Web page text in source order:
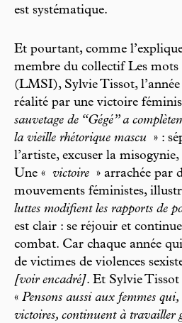
est systématique.
Et pourtant, comme
membre du collectif Les
(LMSI), Sylvie Tissot,
réalité par une victoire
sauvetage de “Gégé” a
la vieille rhétorique mascu » :
l’artiste, excuser la
Une « victoire » arrachée par
mouvements féministes,
luttes modifient les rapports de
est clair : se réjouir et
combat. Car chaque année
de victimes de violences
[voir encadré]. Et Sylvie Tissot
« Pensons aussi aux femmes
victoires, continuent à travailler